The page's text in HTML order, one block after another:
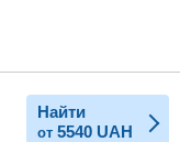
Найти
от 5540 UAH